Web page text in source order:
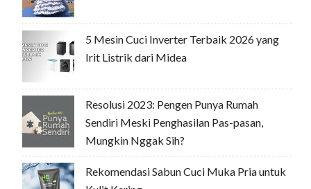
5 Mesin Cuci Inverter Terbaik 2026 yang
Irit Listrik dari Midea
Resolusi 2023: Pengen Punya Rumah
Sendiri Meski Penghasilan Pas-pasan,
Mungkin Nggak Sih?
Rekomendasi Sabun Cuci Muka Pria untuk